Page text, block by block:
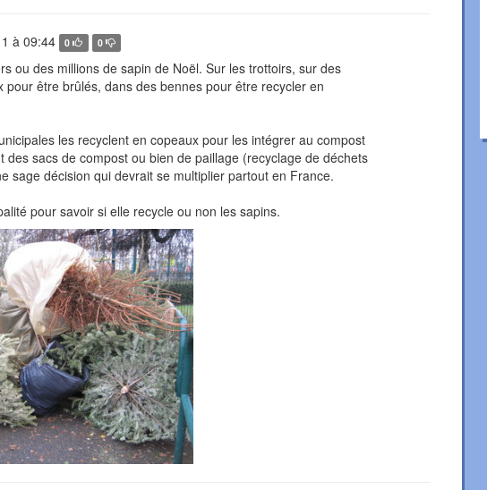
à 09:44 0 0
ou des millions de sapin de Noël. Sur les trottoirs, sur des
pour être brûlés, dans des bennes pour être recycler en
les recyclent en copeaux pour les intégrer au compost
des sacs de compost ou bien de paillage (recyclage de déchets
sage décision qui devrait se multiplier partout en France.
pour savoir si elle recycle ou non les sapins.